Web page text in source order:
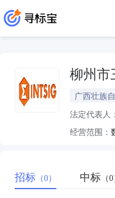
柳州市
广西壮族
法定代表人：
经营范围：
招标 （0） 中标 （0